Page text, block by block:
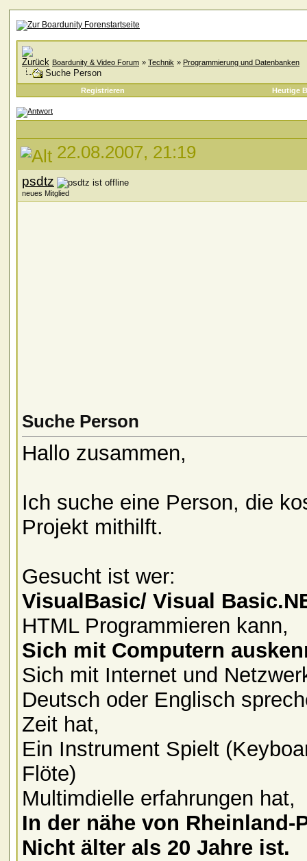
Boardunity & Video Forum » Technik » Programmierung und Datenbanken
Suche Person
Registrieren Heutige
22.08.2007, 21:19
psdtz
neues Mitglied
Suche Person
Hallo zusammen,
Ich suche eine Person, die
Projekt mithilft.
Gesucht ist wer:
VisualBasic/ Visual
HTML Programmieren kann,
Sich mit Computern
Sich mit Internet und
Deutsch oder Englisch
Zeit hat,
Ein Instrument Spielt
Flöte)
Multimdielle erfahrungen hat,
In der nähe von Rheinland-
Nicht älter als 20 Jahre ist.